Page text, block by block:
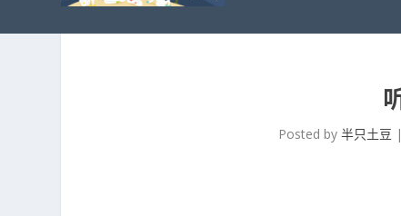
Posted by半只土豆 |